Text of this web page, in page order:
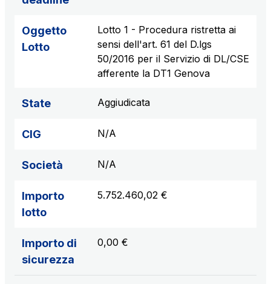
Concession expiring in 2037
Oggetto
Lotto
Lotto 1 - Procedura ristretta ai
sensi dell'art. 61 del D.lgs
50/2016 per il Servizio di DL/CSE
afferente la DT1 Genova
State Aggiudicata
CIG N/A
Società N/A
Importo
lotto
5.752.460,02 €
Importo di
sicurezza
0,00 €